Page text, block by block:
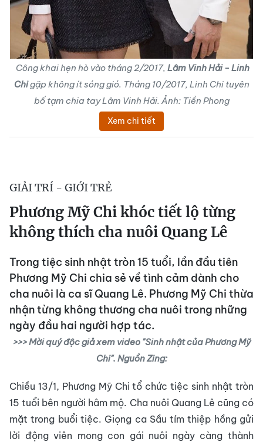
Công khai hẹn hò vào tháng 2/2017, Lâm Vinh Hải - Linh
Chigặp không ít sóng gió. Tháng 10/2017, Linh Chi tuyên
bố tạm chia tay Lâm Vinh Hải. Ảnh: Tiền Phong
Xem chi tiết
GIẢI TRÍ - GIỚI TRẺ
Phương Mỹ Chi khóc tiết lộ từng
không thích cha nuôi Quang Lê
Trong tiệc sinh nhật tròn 15 tuổi, lần đầu tiên
Phương Mỹ Chi chia sẻ về tình cảm dành cho
cha nuôi là ca sĩ Quang Lê. Phương Mỹ Chi thừa
nhận từng không thương cha nuôi trong những
ngày đầu hai người hợp tác.
>>> Mời quý độc giả xem video "Sinh nhật của Phương Mỹ
Chi". Nguồn Zing:
Chiều 13/1, Phương Mỹ Chi tổ chức tiệc sinh nhật tròn
15 tuổi bên người hâm mộ. Cha nuôi Quang Lê cũng có
mặt trong buổi tiệc. Giọng ca Sầu tím thiệp hồng gửi
lời động viên mong con gái nuôi ngày càng thành